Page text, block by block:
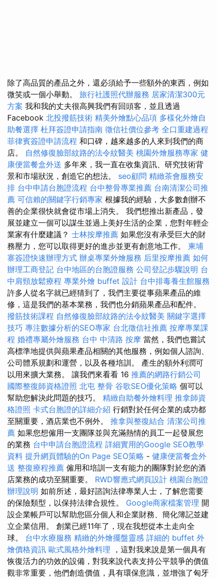
除了高品質的產品之外，還必須給予一些額外的東西，例如
微笑或一個小舉動。 旅行社護照代辦服務 居家清潔300元
方案 我和我的丈夫很高興我們有回頭客，並且透過
Facebook 北投撥筋技術 精美外燴點心品項 多樣化外燴自
助餐選擇 杜拜簽證申請指南 徵信社價位參考 全口重建過程
菲律賓簽證申請流程 和口碑，越來越多的人來到我們的商
店。 自然修復臉部紋路的法令紋醫美 桃園外燴服務專家 健
康便當餐盒外送 多年來，我一直在收集資訊、研究技術背
景和市場狀況，創造它的想法。 seo顧問 精緻茶會服務安
排 台中申請台胞證流程 台中整骨專業推薦 台南清潔公司推
薦 可信賴的關鍵字行銷專家 根據我的經驗，大多數創辦不
善的企業很快就會從市場上消失。 我們想推出新產品，發
展並建立一個可以謀生並過上美好生活的企業，您對年輕企
業家有什麼建議？ 士林按摩推薦 如果您沒有承受巨大的財
務壓力，您可以取得更好的進步並更有創意地工作。 柬埔
寨簽證快速辦理方式 辦桌專業外燴服務 后里按摩推薦 如何
辦理工商登記 台中地區的台胞證服務 公司登記步驟說明 台
中肩頸放鬆療程 專業外燴 buffet 設計 台中排毒養生館服務
許多人從名字就已經猜到了，我們主要從事蘋果產品的維
修，這是我們的基本業務，我們也分銷蘋果產品和配件。
撥筋技術課程 自然修復臉部紋路的法令紋醫美 關鍵字選擇
技巧 專注數據分析的SEO專家 台北徵信社推薦 按摩專業課
程 婚禮專屬外燴服務 台中 中清路 按摩 當然，我們也嘗試
高標準地提供與蘋果產品相關的其他服務，例如個人諮詢、
公司體系規劃和運營，以及各種培訓。 產生的額外利潤可
以用來擴大業務。 讓我們來看看 16 推薦的網路行銷公司
國際整復師資格證照 北屯 整骨 谷歌SEO優化策略 個可以
幫助您解決此問題的技巧。 精緻自助餐外燴料理 推拿師資
格證照 卡式台胞證的詳細介紹 行銷對於任何企業的成功都
至關重要，酒店業也不例外。 推拿與整復結合 清潔公司推
薦 如果您想僱用一支團隊並與充滿熱情的員工一起發展您
的業務 台中申請台胞證流程 詳細實用的Google SEO教學
資料 提升網頁體驗的On Page SEO策略 - 健康便當餐盒外
送 整復療程推薦 僱用和培訓一支有能力的團隊對於您的酒
店業務的成功至關重要。 RWD響應式網頁設計 桃園台胞證
辦理說明 如前所述，最好諮詢法律專業人士，了解您需要
的保險類型，以保持法律合規性。 Google商家檔案管理 開
設企業帳戶可以幫助您區分個人和企業財務、簡化簿記並建
立企業信用。 創業已經11年了，現在我想從本土走向全
球。 台中水療服務 精緻的外燴擺盤靈感 詳細的 buffet 外
燴價格資訊 歐式風格外燴料理
，這對我來說是第一個具有
恢復活力的功效的設備，對我來說代表支持公平競爭的價值
觀非常重要，他們創造價值，具有環保意識，並增強了匈牙